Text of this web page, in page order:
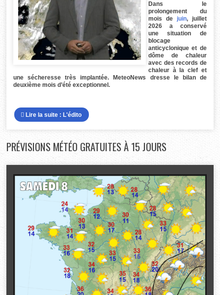
Dans le
prolongement du
mois de juin, juillet
2026 a conservé
une situation de
blocage
anticyclonique et de
dôme de chaleur
avec des records de
chaleur à la clef et
une sécheresse très implantée. MeteoNews dresse le bilan de
deuxième mois d’été exceptionnel.
Lire la suite : L'édito
PRÉVISIONSMÉTÉO GRATUITES À 15 JOURS